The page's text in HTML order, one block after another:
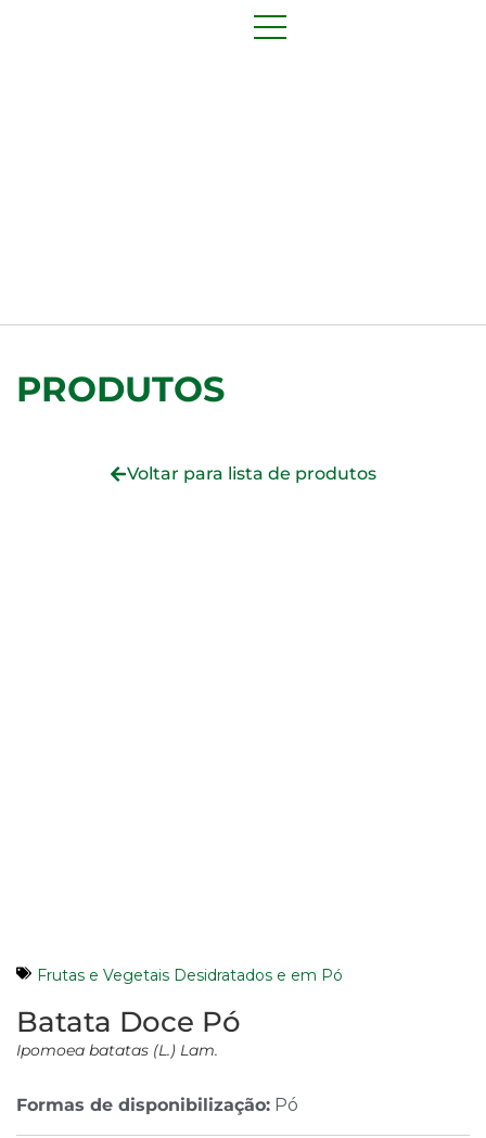
PRODUTOS
Voltar para lista de produtos
Frutas e Vegetais Desidratados e em Pó
Batata Doce Pó
Ipomoea batatas (L.) Lam.
Formas de disponibilização: Pó